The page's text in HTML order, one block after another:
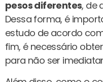
pesos diferentes, de
Dessa forma, é
estudo de acordo
fim, é necessário
para não ser